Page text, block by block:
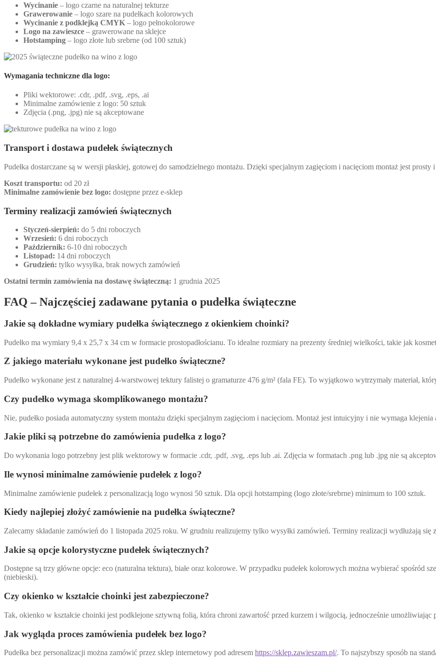
Wycinanie – logo czarne na naturalnej tekturze
Grawerowanie – logo szare na pudełkach kolorowych
Wycinanie z podklejką CMYK – logo pełnokolorowe
Logo na zawieszce – grawerowane na sklejce
Hotstamping – logo złote lub srebrne (od 100 sztuk)
Wymagania techniczne dla logo:
Pliki wektorowe: .cdr, .pdf, .svg, .eps, .ai
Minimalne zamówienie z logo: 50 sztuk
Zdjęcia (.png, .jpg) nie są akceptowane
Transport i dostawa pudełek świątecznych
Pudełka dostarczane są w wersji płaskiej, gotowej do samodzielnego montażu. Dzięki specjalnym zagięciom i nacięciom montaż jest
Koszt transportu: od 20 zł
Minimalne zamówienie bez logo: dostępne przez e-sklep
Terminy realizacji zamówień świątecznych
Styczeń-sierpień: do 5 dni roboczych
Wrzesień: 6 dni roboczych
Październik: 6-10 dni roboczych
Listopad: 14 dni roboczych
Grudzień: tylko wysyłka, brak nowych zamówień
Ostatni termin zamówienia na dostawę świąteczną: 1 grudnia 2025
FAQ – Najczęściej zadawane pytania o pudełka świąteczne
Jakie są dokładne wymiary pudełka świątecznego z okienkiem choinki?
Pudełko ma wymiary 9,4 x 25,7 x 34 cm w formacie prostopadłościanu. To idealne rozmiary na prezenty średniej wielkości, takie jak
Z jakiego materiału wykonane jest pudełko świąteczne?
Pudełko wykonane jest z naturalnej 4-warstwowej tektury falistej o gramaturze 476 g/m² (fala FE). To wyjątkowo wytrzymały materiał,
Czy pudełko wymaga skomplikowanego montażu?
Nie, pudełko posiada automatyczny system montażu dzięki specjalnym zagięciom i nacięciom. Montaż jest intuicyjny i nie wymaga
Jakie pliki są potrzebne do zamówienia pudełka z logo?
Do wykonania logo potrzebny jest plik wektorowy w formacie .cdr, .pdf, .svg, .eps lub .ai. Zdjęcia w formatach .png lub .jpg nie są
Ile wynosi minimalne zamówienie pudełek z logo?
Minimalne zamówienie pudełek z personalizacją logo wynosi 50 sztuk. Dla opcji hotstamping (logo złote/srebrne) minimum to 100 sztuk.
Kiedy najlepiej złożyć zamówienie na pudełka świąteczne?
Zalecamy składanie zamówień do 1 listopada 2025 roku. W grudniu realizujemy tylko wysyłki zamówień. Terminy realizacji wydłużają
Jakie są opcje kolorystyczne pudełek świątecznych?
Dostępne są trzy główne opcje: eco (naturalna tektura), białe oraz kolorowe. W przypadku pudełek kolorowych można wybierać spośród
(niebieski).
Czy okienko w kształcie choinki jest zabezpieczone?
Tak, okienko w kształcie choinki jest podklejone sztywną folią, która chroni zawartość przed kurzem i wilgocią, jednocześnie umożliwiając
Jak wygląda proces zamówienia pudełek bez logo?
Pudełka bez personalizacji można zamówić przez sklep internetowy pod adresem https://sklep.zawieszam.pl/. To najszybszy sposób na